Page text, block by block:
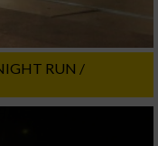
RUN /